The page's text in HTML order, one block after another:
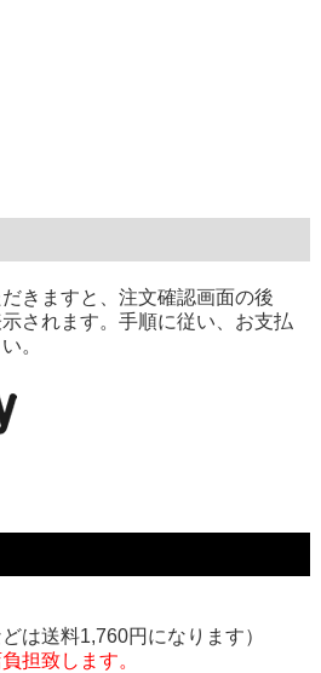
きますと、注文確認画面の後
されます。手順に従い、お支払
。
は送料1,760円になります）
担致します。